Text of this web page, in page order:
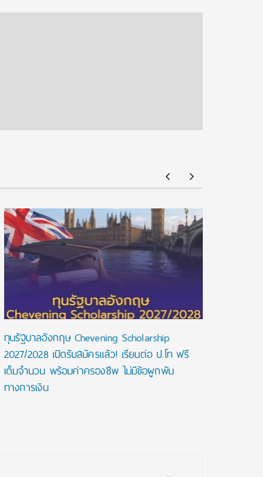
ทุนรัฐบาลอังกฤษ Chevening Scholarship
2027/2028 เปิดรับสมัครแล้ว! เรียนต่อ ป.โท ฟรี
เต็มจำนวน พร้อมค่าครองชีพ ไม่มีข้อผูกพัน
ทางการเงิน